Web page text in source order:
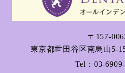
〒157-
東京都世田谷区南烏山5-
Tel： 03-